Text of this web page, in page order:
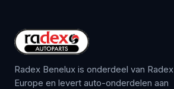
Radex Benelux is onderdeel van Radex
Europe en levert auto-onderdelen aan